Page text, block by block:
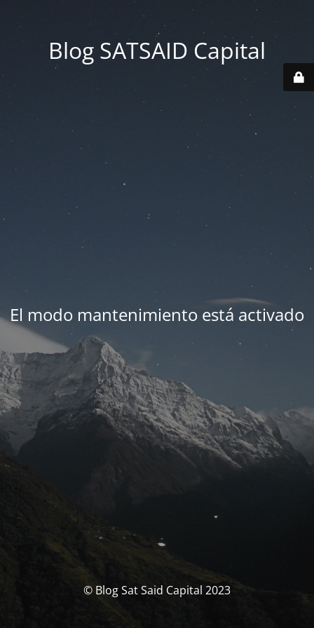
Blog SATSAID Capital
El modo mantenimiento está activado
© Blog Sat Said Capital 2023